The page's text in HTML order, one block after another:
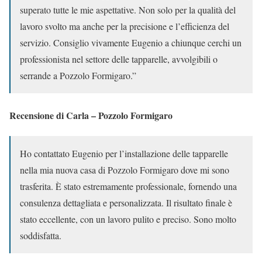
superato tutte le mie aspettative. Non solo per la qualità del
lavoro svolto ma anche per la precisione e l’efficienza del
servizio. Consiglio vivamente Eugenio a chiunque cerchi un
professionista nel settore delle tapparelle, avvolgibili o
serrande a Pozzolo Formigaro.”
Recensione di Carla – Pozzolo Formigaro
Ho contattato Eugenio per l’installazione delle tapparelle
nella mia nuova casa di Pozzolo Formigaro dove mi sono
trasferita. È stato estremamente professionale, fornendo una
consulenza dettagliata e personalizzata. Il risultato finale è
stato eccellente, con un lavoro pulito e preciso. Sono molto
soddisfatta.